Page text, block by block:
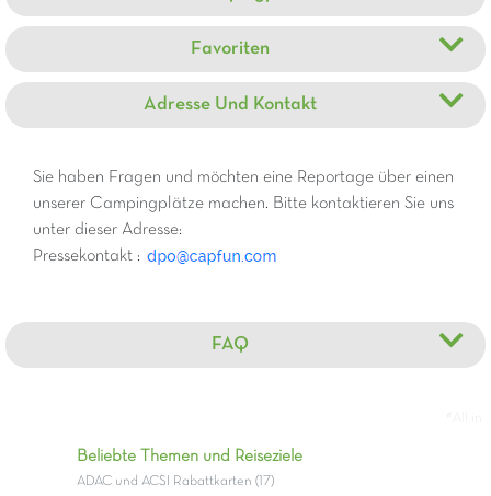
Favoriten
Adresse Und Kontakt
Sie haben Fragen und möchten eine Reportage über einen
unserer Campingplätze machen. Bitte kontaktieren Sie uns
unter dieser Adresse:
Pressekontakt :
FAQ
Beliebte Themen und Reiseziele
ADAC und ACSI Rabattkarten (17)